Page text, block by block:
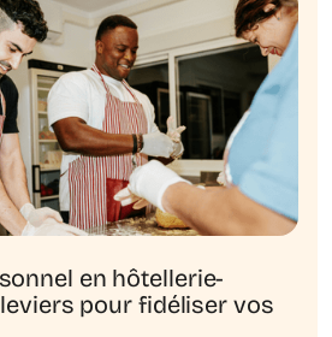
en hôtellerie-
pour fidéliser vos